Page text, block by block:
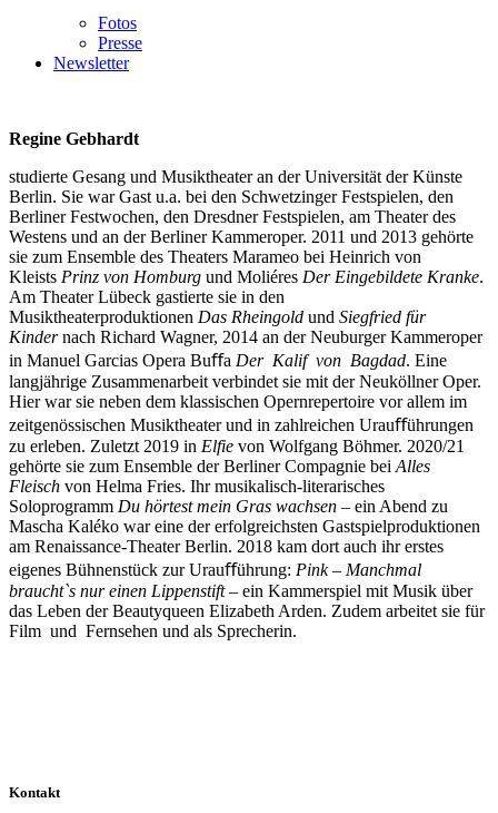
Fotos
Presse
Newsletter
Regine Gebhardt
studierte Gesang und Musiktheater an der Universität der Künste
Berlin. Sie war Gast u.a. bei den Schwetzinger Festspielen, den
Berliner Festwochen, den Dresdner Festspielen, am Theater des
Westens und an der Berliner Kammeroper. 2011 und 2013 gehörte
sie zum Ensemble des Theaters Marameo bei Heinrich von
Kleists Prinz von Homburg und Moliéres Der Eingebildete Kranke.
Am Theater Lübeck gastierte sie in den
Musiktheaterproduktionen Das Rheingold und Siegfried für
Kindernach Richard Wagner, 2014 an der Neuburger Kammeroper
in Manuel Garcias Opera Buﬀa Der Kalif von Bagdad. Eine
langjährige Zusammenarbeit verbindet sie mit der Neuköllner Oper.
Hier war sie neben dem klassischen Opernrepertoire vor allem im
zeitgenössischen Musiktheater und in zahlreichen Urauﬀührungen
zu erleben. Zuletzt 2019 in Elfie von Wolfgang Böhmer. 2020/21
gehörte sie zum Ensemble der Berliner Compagnie bei Alles
Fleisch von Helma Fries. Ihr musikalisch-literarisches
Soloprogramm Du hörtest mein Gras wachsen – ein Abend zu
Mascha Kaléko war eine der erfolgreichsten Gastspielproduktionen
am Renaissance-Theater Berlin. 2018 kam dort auch ihr erstes
eigenes Bühnenstück zur Urauﬀührung: Pink – Manchmal
braucht`s nur einen Lippenstift– ein Kammerspiel mit Musik über
das Leben der Beautyqueen Elizabeth Arden. Zudem arbeitet sie für
Film und Fernsehen und als Sprecherin.
Kontakt